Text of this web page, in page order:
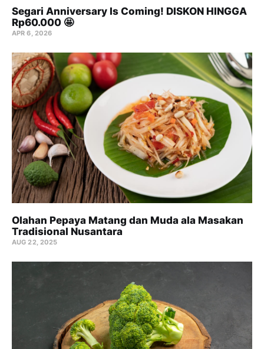
Segari Anniversary Is Coming! DISKON HINGGA
Rp60.000 🤩
APR 6, 2026
Olahan Pepaya Matang dan Muda ala Masakan
Tradisional Nusantara
AUG 22, 2025